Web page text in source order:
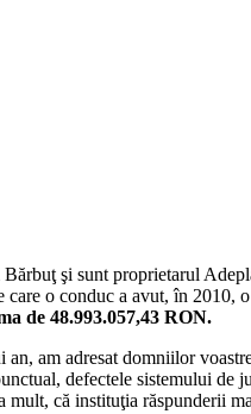
şi sunt proprietarul
care o conduc a avut, în
de 48.993.057,43 RON.
an, am adresat domniilor
defectele sistemului de
mult, că instituţia răspunderii